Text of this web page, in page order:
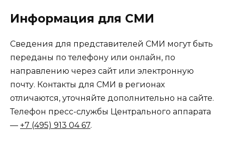
Информация для СМИ
Сведения для представителей СМИ могут быть
переданы по телефону или онлайн, по
направлению через сайт или электронную
почту. Контакты для СМИ в регионах
отличаются, уточняйте дополнительно на сайте.
Телефон пресс-службы Центрального аппарата
— +7 (495) 913 04 67.